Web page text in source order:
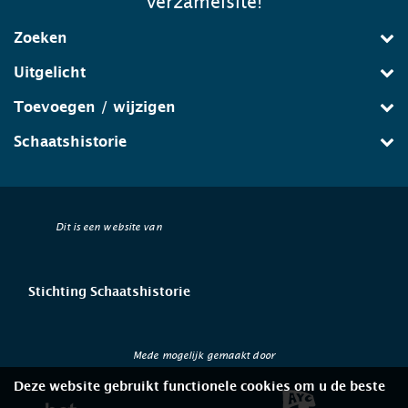
Zoeken
Uitgelicht
Toevoegen / wijzigen
Schaatshistorie
Dit is een website van
Stichting Schaatshistorie
Mede mogelijk gemaakt door
Deze website gebruikt functionele cookies om u de beste